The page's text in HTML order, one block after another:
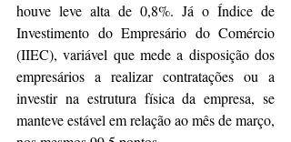
houve leve alta de 0,8%. Já o Índice de
Investimento do Empresário do Comércio
(IIEC), variável que mede a disposição dos
empresários a realizar contratações ou a
investir na estrutura física da empresa, se
manteve estável em relação ao mês de março,